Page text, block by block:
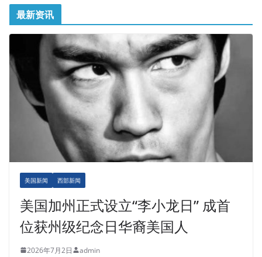
最新资讯
美国新闻 西部新闻
美国加州正式设立“李小龙日” 成首
位获州级纪念日华裔美国人
2026年7月2日 admin